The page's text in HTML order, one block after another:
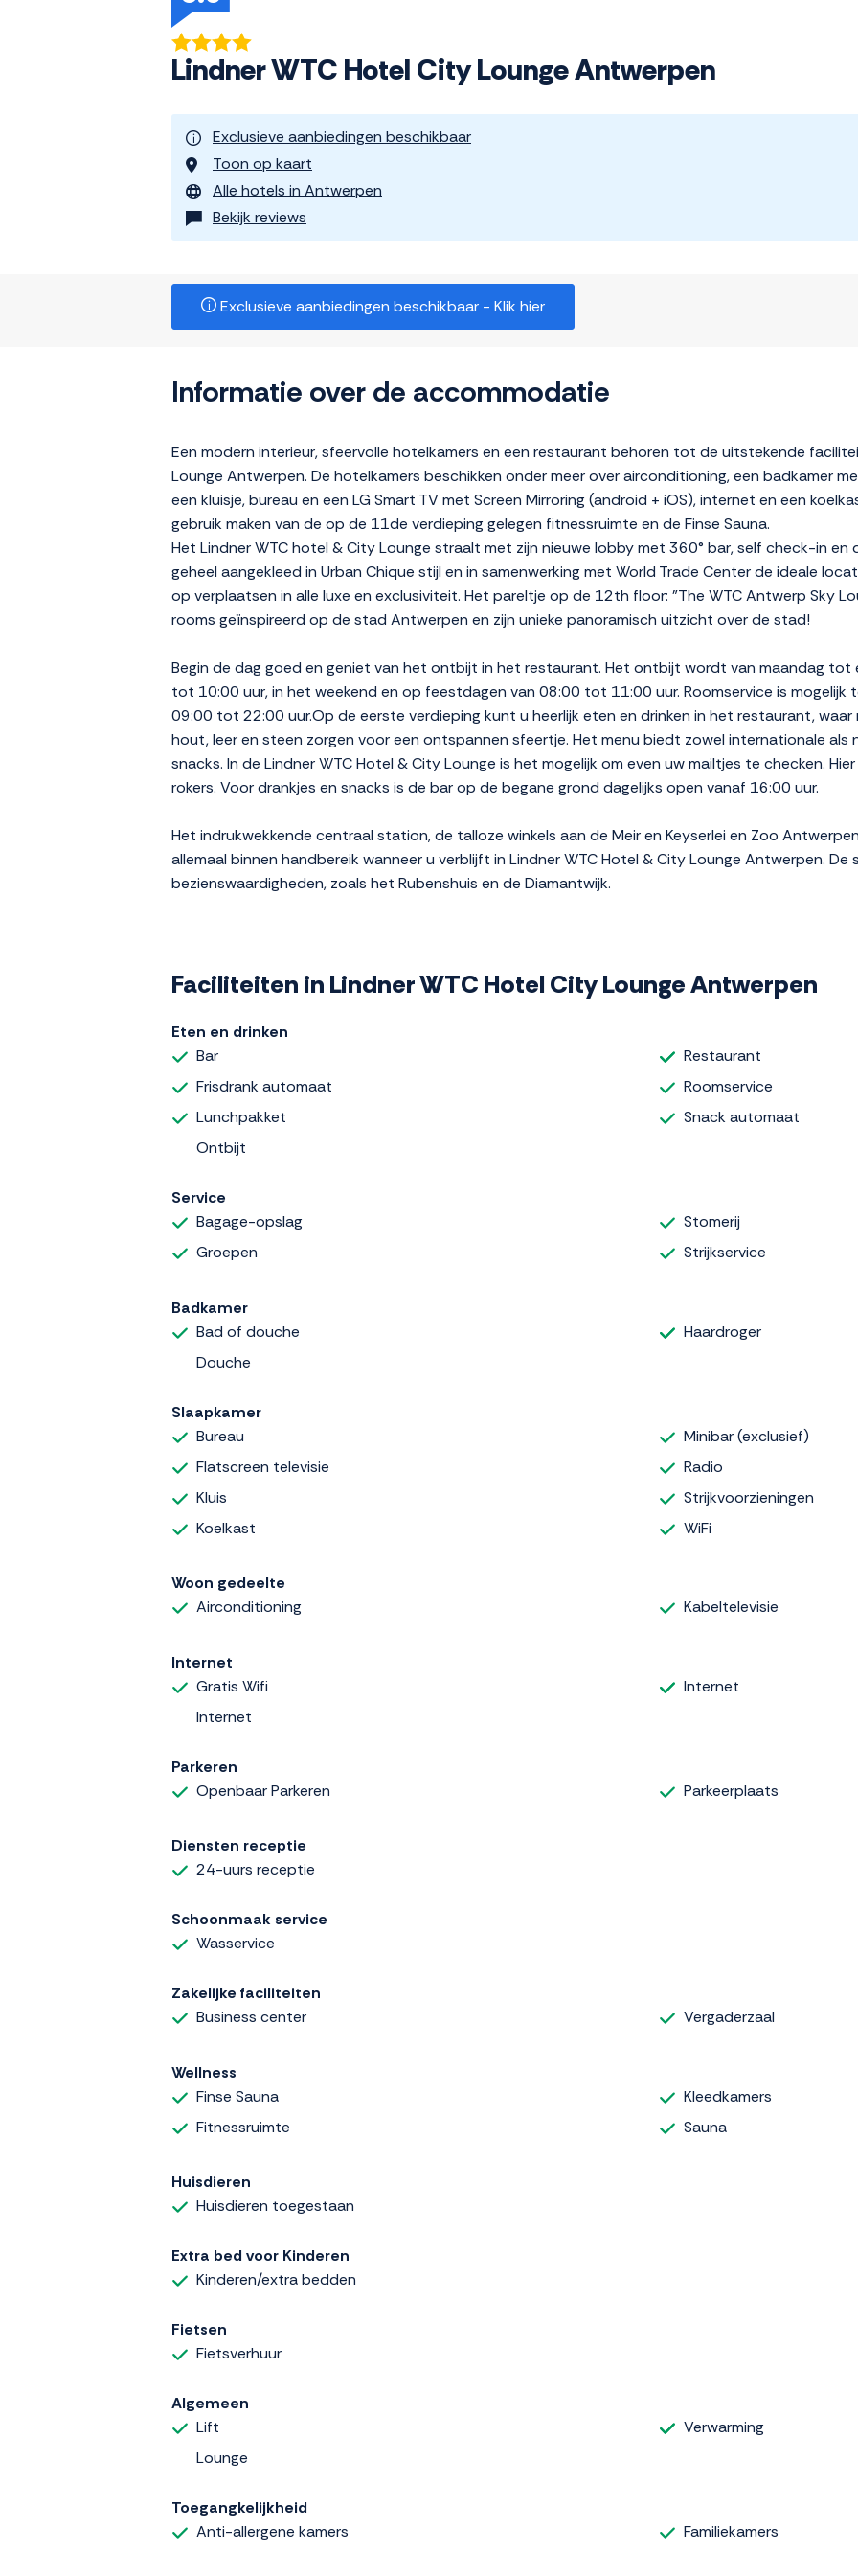
Lindner WTC Hotel City Lounge Antwerpen
Exclusieve aanbiedingen beschikbaar
Toon op kaart
Alle hotels in Antwerpen
Bekijk reviews
Exclusieve aanbiedingen beschikbaar - Klik hier
Informatie over de accommodatie
Een modern interieur, sfeervolle hotelkamers en een restaurant behoren tot de uitstekende
Lounge Antwerpen. De hotelkamers beschikken onder meer over airconditioning, een badkamer
een kluisje, bureau en een LG Smart TV met Screen Mirroring (android + iOS), internet en een
gebruik maken van de op de 11de verdieping gelegen fitnessruimte en de Finse Sauna.
Het Lindner WTC hotel & City Lounge straalt met zijn nieuwe lobby met 360° bar, self check-in en
geheel aangekleed in Urban Chique stijl en in samenwerking met World Trade Center de ideale
op verplaatsen in alle luxe en exclusiviteit. Het pareltje op de 12th floor: "The WTC Antwerp Sky
rooms geïnspireerd op de stad Antwerpen en zijn unieke panoramisch uitzicht over de stad!
Begin de dag goed en geniet van het ontbijt in het restaurant. Het ontbijt wordt van maandag tot
tot 10:00 uur, in het weekend en op feestdagen van 08:00 tot 11:00 uur. Roomservice is mogelijk
09:00 tot 22:00 uur.Op de eerste verdieping kunt u heerlijk eten en drinken in het restaurant, waar
hout, leer en steen zorgen voor een ontspannen sfeertje. Het menu biedt zowel internationale
snacks. In de Lindner WTC Hotel & City Lounge is het mogelijk om even uw mailtjes te checken.
rokers. Voor drankjes en snacks is de bar op de begane grond dagelijks open vanaf 16:00 uur.
Het indrukwekkende centraal station, de talloze winkels aan de Meir en Keyserlei en Zoo
allemaal binnen handbereik wanneer u verblijft in Lindner WTC Hotel & City Lounge Antwerpen.
bezienswaardigheden, zoals het Rubenshuis en de Diamantwijk.
Faciliteiten in Lindner WTC Hotel City Lounge Antwerpen
Eten en drinken
Bar
Frisdrank automaat
Lunchpakket
Ontbijt
Restaurant
Roomservice
Snack automaat
Service
Bagage-opslag
Groepen
Stomerij
Strijkservice
Badkamer
Bad of douche
Douche
Haardroger
Slaapkamer
Bureau
Flatscreen televisie
Kluis
Koelkast
Minibar (exclusief)
Radio
Strijkvoorzieningen
WiFi
Woon gedeelte
Airconditioning
Kabeltelevisie
Internet
Gratis Wifi
Internet
Internet
Parkeren
Openbaar Parkeren
Parkeerplaats
Diensten receptie
24-uurs receptie
Schoonmaak service
Wasservice
Zakelijke faciliteiten
Business center
Vergaderzaal
Wellness
Finse Sauna
Fitnessruimte
Kleedkamers
Sauna
Huisdieren
Huisdieren toegestaan
Extra bed voor Kinderen
Kinderen/extra bedden
Fietsen
Fietsverhuur
Algemeen
Lift
Lounge
Verwarming
Toegangkelijkheid
Anti-allergene kamers
Familiekamers